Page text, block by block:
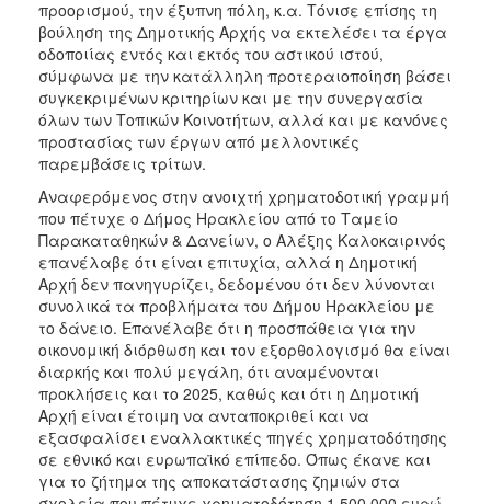
προορισμού, την έξυπνη πόλη, κ.α. Τόνισε επίσης τη
βούληση της Δημοτικής Αρχής να εκτελέσει τα έργα
οδοποιίας εντός και εκτός του αστικού ιστού,
σύμφωνα με την κατάλληλη προτεραιοποίηση βάσει
συγκεκριμένων κριτηρίων και με την συνεργασία
όλων των Τοπικών Κοινοτήτων, αλλά και με κανόνες
προστασίας των έργων από μελλοντικές
παρεμβάσεις τρίτων.
Αναφερόμενος στην ανοιχτή χρηματοδοτική γραμμή
που πέτυχε ο Δήμος Ηρακλείου από το Ταμείο
Παρακαταθηκών & Δανείων, ο Αλέξης Καλοκαιρινός
επανέλαβε ότι είναι επιτυχία, αλλά η Δημοτική
Αρχή δεν πανηγυρίζει, δεδομένου ότι δεν λύνονται
συνολικά τα προβλήματα του Δήμου Ηρακλείου με
το δάνειο. Επανέλαβε ότι η προσπάθεια για την
οικονομική διόρθωση και τον εξορθολογισμό θα είναι
διαρκής και πολύ μεγάλη, ότι αναμένονται
προκλήσεις και το 2025, καθώς και ότι η Δημοτική
Αρχή είναι έτοιμη να ανταποκριθεί και να
εξασφαλίσει εναλλακτικές πηγές χρηματοδότησης
σε εθνικό και ευρωπαϊκό επίπεδο. Όπως έκανε και
για το ζήτημα της αποκατάστασης ζημιών στα